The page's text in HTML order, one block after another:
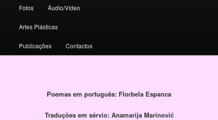
Fotos Áudio/Vídeo
Artes Plásticas
Publicações Contactos
Poemas em português: Florbela Espanca
Traduções em sérvio: Anamarija Marinović